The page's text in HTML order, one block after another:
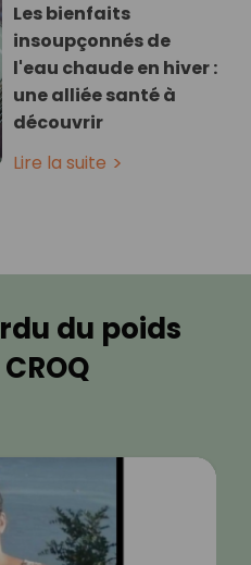
Les bienfaits
insoupçonnés de
l'eau chaude en hiver :
une alliée santé à
découvrir
Lire la suite
du poids